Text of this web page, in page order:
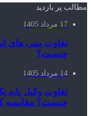
مطالب پر بازدید
17 مرداد 1405
تفاوت بینی های
چیست؟
14 مرداد 1405
تفاوت وکیل پایه
چیست؟ مقایسه